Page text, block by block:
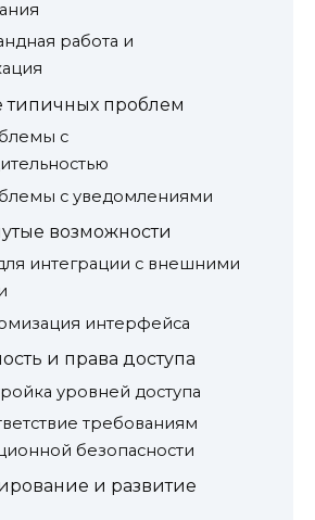
работа и
проблем
с
с уведомлениями
возможности
интеграции с внешними
интерфейса
и права доступа
уровней доступа
требованиям
безопасности
и развитие